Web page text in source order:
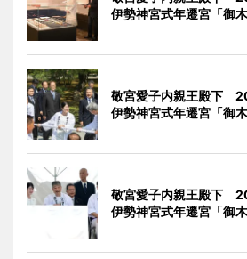
伊勢神宮式年遷宮「御
敬宮愛子内親王殿下
伊勢神宮式年遷宮「御
敬宮愛子内親王殿下
伊勢神宮式年遷宮「御